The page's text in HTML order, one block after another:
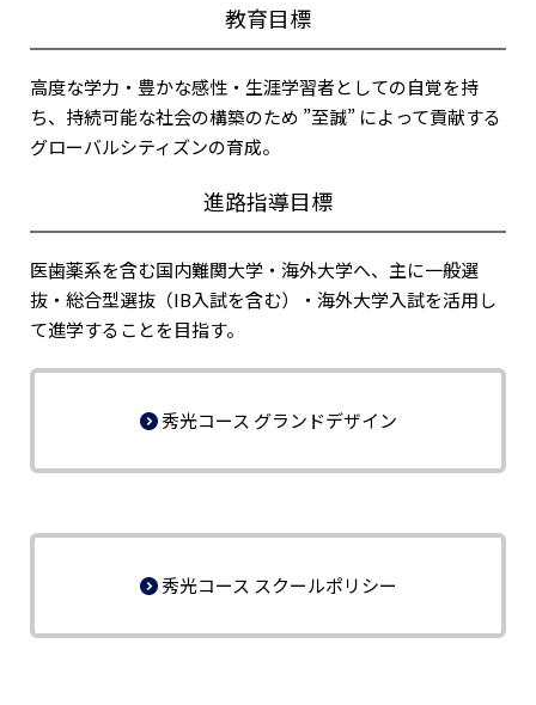
教育目標
高度な学力・豊かな感性・生涯学習者としての自覚を持
ち、持続可能な社会の構築のため ”至誠” によって貢献する
グローバルシティズンの育成。
進路指導目標
医歯薬系を含む国内難関大学・海外大学へ、主に一般選
抜・総合型選抜（IB入試を含む）・海外大学入試を活用し
て進学することを目指す。
秀光コース グランドデザイン
秀光コース スクールポリシー